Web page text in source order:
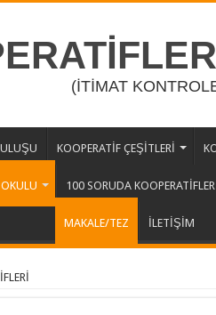
(İTİMAT
KOOPERATİF ÇEŞİTLERİ
100 SORUDA KOOPERATİFLER
MAKALE/TEZ İLETİŞİM